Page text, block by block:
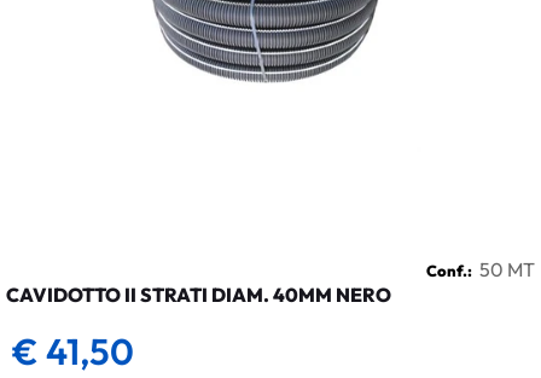
Conf.: 50 MT
CAVIDOTTO II STRATI DIAM. 40MM NERO
€ 41,50